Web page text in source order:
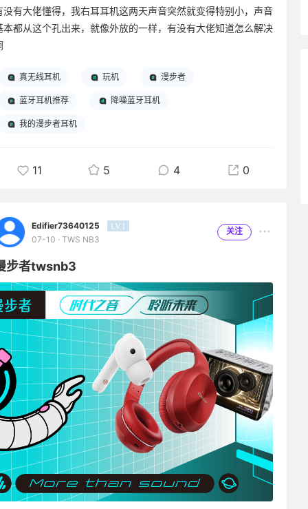
没有大佬懂得，我右耳耳机这两天声音突然就变得特别小，声音
本都从这个孔出来，就像外放的一样，有没有大佬知道怎么解决
真无线耳机 玩机 漫步者
蓝牙耳机推荐 降噪蓝牙耳机
我的漫步者耳机
11 5 4 0
Edifier73640125 LV.1
07-10 · TWS NB3
关注
步者twsnb3